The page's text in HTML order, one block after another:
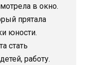
в окно.
прятала
юности.
стать
работу.